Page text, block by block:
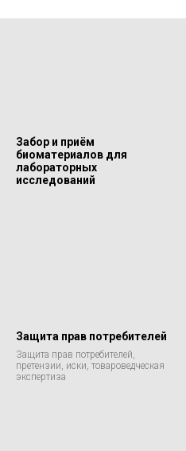
Забор и приём
биоматериалов для
лабораторных
исследований
Защита прав потребителей
Защита прав потребителей,
претензии, иски, товароведческая
экспертиза